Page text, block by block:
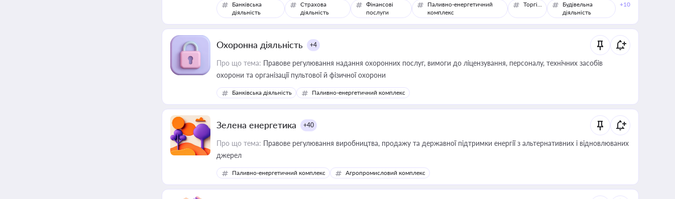
Банківська
діяльність
Страхова
діяльність
Фінансові
послуги
Паливно-енергетичний
комплекс
Торгівля
Будівельна
діяльність
+10
Охоронна діяльність +4
Про що тема: Правове регулювання надання охоронних послуг, вимоги до ліцензування, персоналу, технічних засобів
охорони та організації пультової й фізичної охорони
Банківська діяльність Паливно-енергетичний комплекс
Зелена енергетика +40
Про що тема: Правове регулювання виробництва, продажу та державної підтримки енергії з альтернативних і відновлюваних
джерел
Паливно-енергетичний комплекс Агропромисловий комплекс